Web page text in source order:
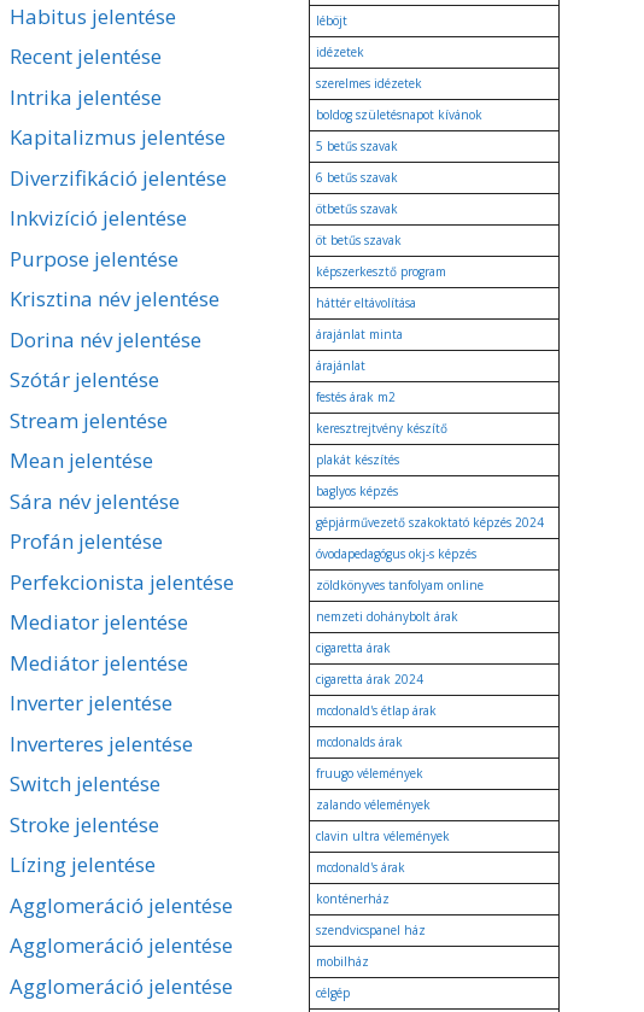
Habitus jelentése
Recent jelentése
Intrika jelentése
Kapitalizmus jelentése
Diverzifikáció jelentése
Inkvizíció jelentése
Purpose jelentése
Krisztina név jelentése
Dorina név jelentése
Szótár jelentése
Stream jelentése
Mean jelentése
Sára név jelentése
Profán jelentése
Perfekcionista jelentése
Mediator jelentése
Mediátor jelentése
Inverter jelentése
Inverteres jelentése
Switch jelentése
Stroke jelentése
Lízing jelentése
Agglomeráció jelentése
Agglomeráció jelentése
Agglomeráció jelentése
léböjt
idézetek
szerelmes idézetek
boldog születésnapot kívánok
5 betűs szavak
6 betűs szavak
ötbetűs szavak
öt betűs szavak
képszerkesztő program
háttér eltávolítása
árajánlat minta
árajánlat
festés árak m2
keresztrejtvény készítő
plakát készítés
baglyos képzés
gépjárművezető szakoktató képzés 2024
óvodapedagógus okj-s képzés
zöldkönyves tanfolyam online
nemzeti dohánybolt árak
cigaretta árak
cigaretta árak 2024
mcdonald's étlap árak
mcdonalds árak
fruugo vélemények
zalando vélemények
clavin ultra vélemények
mcdonald's árak
konténerház
szendvicspanel ház
mobilház
célgép